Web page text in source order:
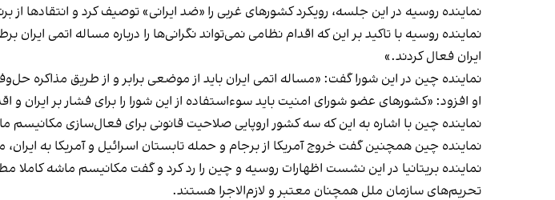
نماینده روسیه در این جلسه، رویکرد کشورهای غربی را «ضد ایرانی» توصیف کرد و انتقادها
نماینده روسیه با تاکید بر این که اقدام نظامی نمی‌تواند نگرانی‌ها را درباره مساله اتمی
ایران فعال کردند.»
نماینده چین در این شورا گفت: «مساله اتمی ایران باید از موضعی برابر و از طریق مذاکره
او افزود: «کشورهای عضو شورای امنیت باید سو‌ء‌استفاده از این شورا را برای فشار بر ایران
نماینده چین با اشاره به این که سه کشور اروپایی صلاحیت قانونی برای فعال‌سازی مکانیسم
نماینده چین همچنین گفت خروج آمریکا از برجام و حمله تابستان اسرائیل و آمریکا به
تحریم‌های سازمان ملل همچنان معتبر و لازم‌الاجرا هستند.